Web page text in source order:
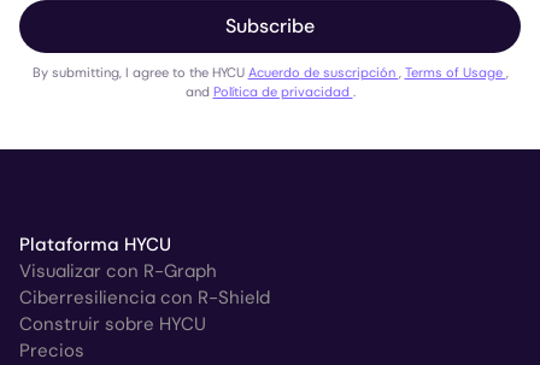
Subscribe
By submitting, I agree to the HYCU Acuerdo de suscripción , Terms of Usage ,
and Política de privacidad .
Plataforma HYCU
Visualizar con R-Graph
Ciberresiliencia con R-Shield
Construir sobre HYCU
Precios